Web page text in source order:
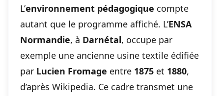
L’environnement pédagogique compte
autant que le programme affiché. L’ENSA
Normandie, à Darnétal, occupe par
exemple une ancienne usine textile édifiée
par Lucien Fromage entre 1875 et 1880,
d’après Wikipedia. Ce cadre transmet une